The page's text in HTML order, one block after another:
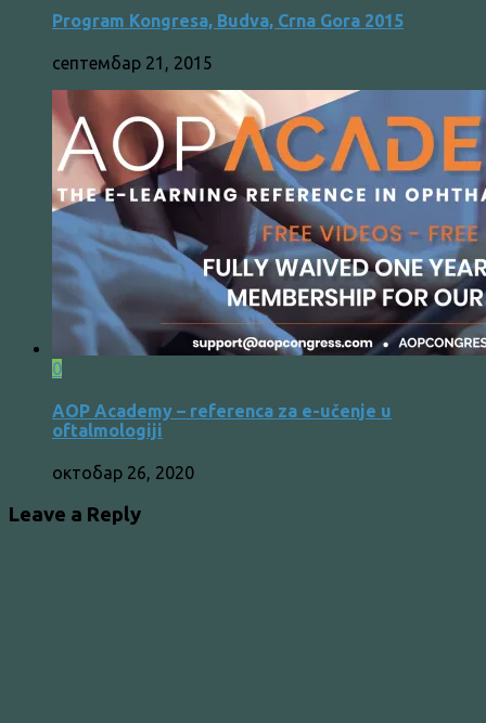
Program Kongresa, Budva, Crna Gora 2015
септембар 21, 2015
0
AOP Academy – referenca za e-učenje u
oftalmologiji
октобар 26, 2020
Leave a Reply